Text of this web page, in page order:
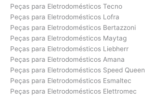
Peças para Eletrodomésticos Tecno
Peças para Eletrodomésticos Lofra
Peças para Eletrodomésticos Bertazzoni
Peças para Eletrodomésticos Maytag
Peças para Eletrodomésticos Liebherr
Peças para Eletrodomésticos Amana
Peças para Eletrodomésticos Speed Queen
Peças para Eletrodomésticos Esmaltec
Peças para Eletrodomésticos Elettromec